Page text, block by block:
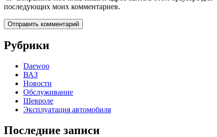
последующих моих комментариев.
Рубрики
Daewoo
ВАЗ
Новости
Обслуживание
Шевроле
Эксплуатация автомобиля
Последние записи